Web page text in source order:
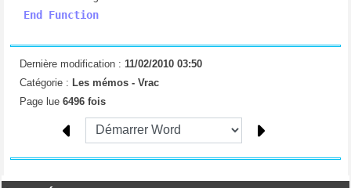
End Function
Dernière modification : 11/02/2010 03:50
Catégorie : Les mémos - Vrac
Page lue 6496 fois